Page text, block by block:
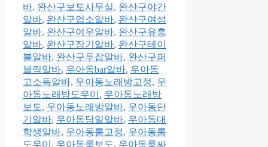
바, 완산구보도사무실, 완산구야간
알바, 완산구업소알바, 완산구여성
알바, 완산구여우알바, 완산구유흥
알바, 완산구장기알바, 완산구테이
블알바, 완산구투잡알바, 완산구퍼
블릭알바, 우아동bar알바, 우아동
고소득알바, 우아동노래방고정, 우
아동노래방도우미 , 우아동노래방
보도, 우아동노래방알바, 우아동단
기알바, 우아동당일알바, 우아동대
학생알바, 우아동룸고정, 우아동룸
도우미 , 우아동룸보도, 우아동룸싸